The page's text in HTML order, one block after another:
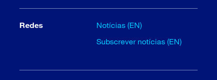
Redes
Notícias (EN)
Subscrever notícias (EN)